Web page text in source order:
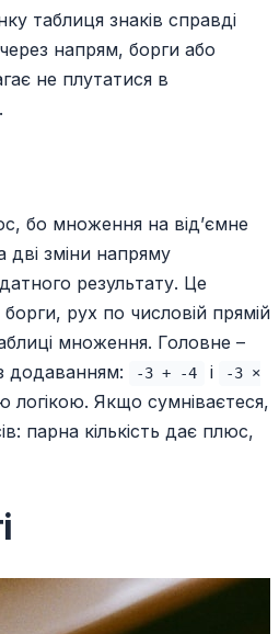
таблиця знаків справді
напрям, борги або
не плутатися в
бо множення на від’ємне
дві зміни напряму
результату. Це
рух по числовій прямій
множення. Головне –
додаванням:
-3 + -4 і
-3 ×
логікою. Якщо сумніваєтеся,
парна кількість дає плюс,